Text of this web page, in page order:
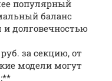
популярный
баланс
долговечностью
за секцию, от
модели могут